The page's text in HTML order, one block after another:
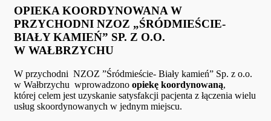
OPIEKA KOORDYNOWANA W
PRZYCHODNI NZOZ „ŚRÓDMIEŚCIE-
BIAŁY KAMIEŃ” SP. Z O.O.
W WAŁBRZYCHU
W przychodni NZOZ ”Śródmieście- Biały kamień” Sp. z o.o.
w Wałbrzychu wprowadzono opiekę koordynowaną,
której celem jest uzyskanie satysfakcji pacjenta z łączenia wielu
usług skoordynowanych w jednym miejscu.